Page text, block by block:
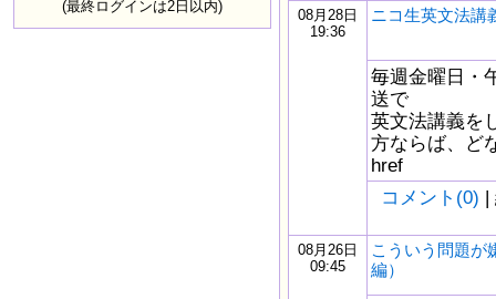
(最終ログインは2日以内)
08月28日
19:36
ニコ生英文法講
毎週金曜日・
送で
英文法講義を
方ならば、ど
href
コメント(0) |
08月26日
09:45
こういう問題が
編）